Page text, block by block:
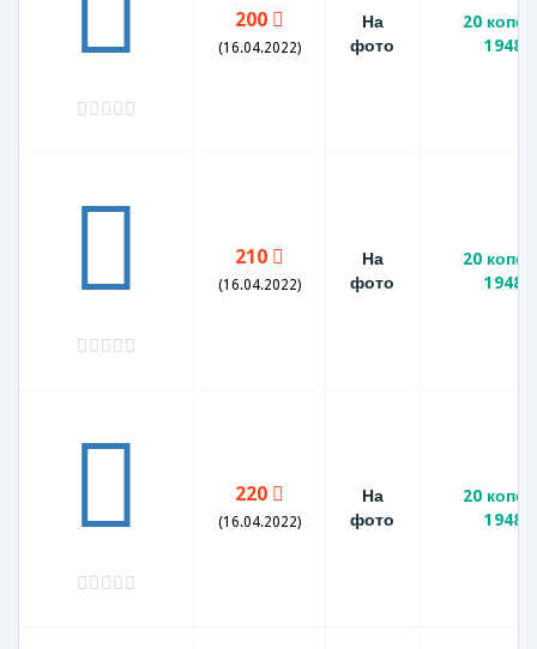
200
(16.04.2022)
На
фото
20
1948
210
(16.04.2022)
На
фото
20
1948
220
(16.04.2022)
На
фото
20
1948